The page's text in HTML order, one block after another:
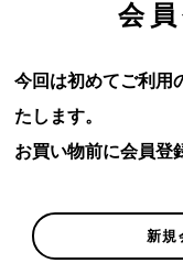
会
今回は初めてご利用
たします。
お買い物前に会員登
新規